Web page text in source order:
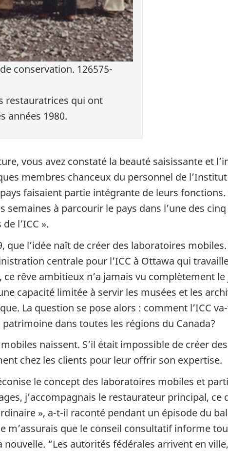
conservation. 126575-
restauratrices qui ont
années 1980.
vous avez constaté la beauté saisissante et
membres chanceux du personnel de
faisaient partie intégrante de leurs
à parcourir le pays dans l’une des
l’ICC ».
que l’idée naît de créer des laboratoires mobiles.
centrale pour l’ICC à Ottawa qui
rêve ambitieux n’a jamais vu complètement le
capacité limitée à servir les musées et les
La question se pose alors : comment l’ICC
dans toutes les régions du Canada?
naissent. S’il était impossible de créer
chez les clients pour leur offrir son expertise.
le concept des laboratoires mobiles et
j’accompagnais le restaurateur principal, ce
», a-t-il raconté pendant un épisode du
m’assurais que le conseil consultatif informe
“Les autorités fédérales arrivent en